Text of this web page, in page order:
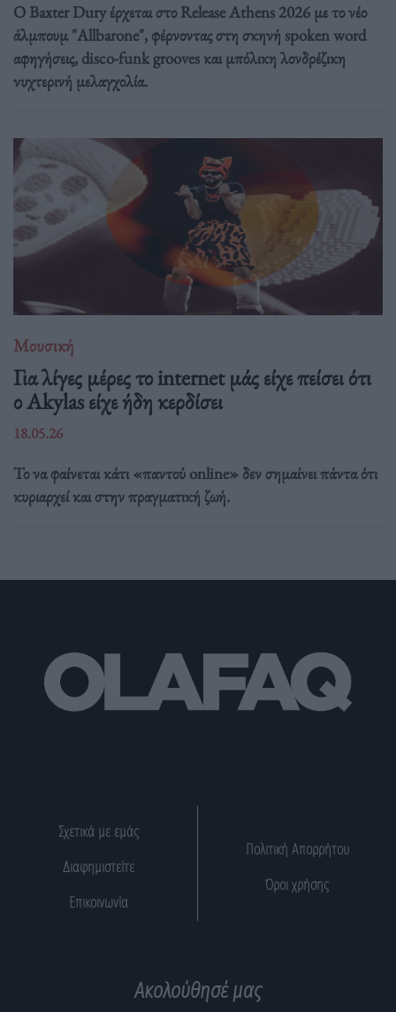
Ο Baxter Dury έρχεται στο Release Athens 2026 με το νέο
άλμπουμ "Allbarone", φέρνοντας στη σκηνή spoken word
αφηγήσεις, disco-funk grooves και μπόλικη λονδρέζικη
νυχτερινή μελαγχολία.
Μουσική
Για λίγες μέρες το internet μάς είχε πείσει ότι
ο Akylas είχε ήδη κερδίσει
18.05.26
Το να φαίνεται κάτι «παντού online» δεν σημαίνει πάντα ότι
κυριαρχεί και στην πραγματική ζωή.
Σχετικά με εμάς
Διαφημιστείτε
Επικοινωνία
Πολιτική Απορρήτου
Όροι χρήσης
Ακολούθησέ μας